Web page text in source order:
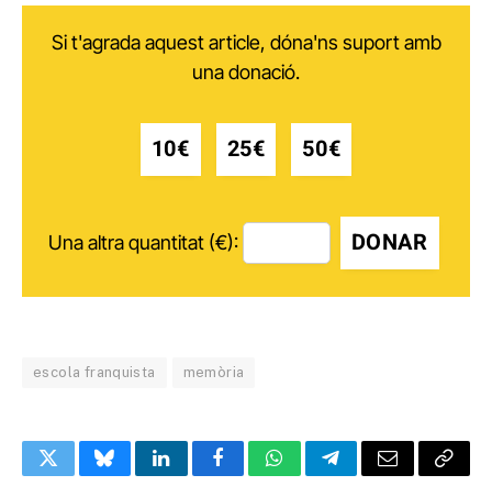
Si t'agrada aquest article, dóna'ns suport amb
una donació.
10€ 25€ 50€
Una altra quantitat (€): DONAR
escola franquista memòria
TwitterBlueskyLinkedInFacebookWhatsAppTelegramEmail Copy